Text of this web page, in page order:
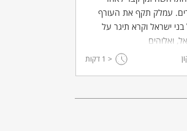
עמלק תקף את העורף
ישראל וקרא תיגר על
ואלוהים
את זכר עמלק.
< 1 דקות